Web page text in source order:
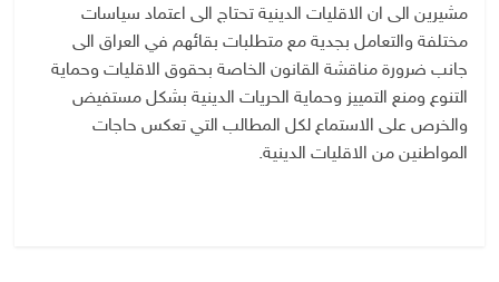
مشيرين الى ان الاقليات الدينية تحتاج الى اعتماد سياسات
مختلفة والتعامل بجدية مع متطلبات بقائهم في العراق الى
جانب ضرورة مناقشة القانون الخاصة بحقوق الاقليات وحماية
التنوع ومنع التمييز وحماية الحريات الدينية بشكل مستفيض
والخرص على الاستماع لكل المطالب التي تعكس حاجات
المواطنين من الاقليات الدينية.